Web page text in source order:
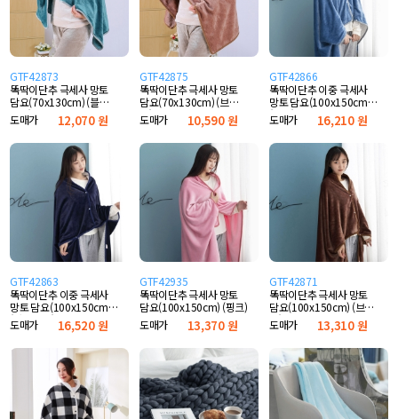
GTF42873
똑딱이단추 극세사 망토
담요(70x130cm) (블루
그린)
도매가 12,070 원
GTF42875
똑딱이단추 극세사 망토
담요(70x130cm) (브라
운)
도매가 10,590 원
GTF42866
똑딱이단추 이중 극세사
망토 담요(100x150cm)
(블루)
도매가 16,210 원
GTF42863
똑딱이단추 이중 극세사
망토 담요(100x150cm)
(다크블루)
도매가 16,520 원
GTF42935
똑딱이단추 극세사 망토
담요(100x150cm) (핑크)
도매가
13,370 원
GTF42871
똑딱이단추 극세사 망토
담요(100x150cm) (브라
운)
도매가 13,310 원